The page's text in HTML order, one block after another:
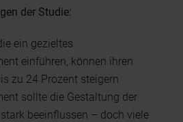
der Studie:
ein gezieltes
einführen, können ihren
zu 24 Prozent steigern
sollte die Gestaltung der
beeinflussen – doch viele